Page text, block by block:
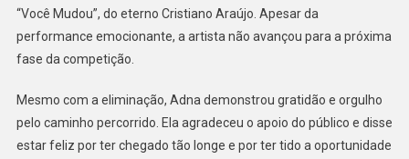
VOICE
“Você Mudou”, do eterno Cristiano Araújo. Apesar da
performance emocionante, a artista não avançou para a próxima
fase da competição.
Mesmo com a eliminação, Adna demonstrou gratidão e orgulho
pelo caminho percorrido. Ela agradeceu o apoio do público e disse
estar feliz por ter chegado tão longe e por ter tido a oportunidade